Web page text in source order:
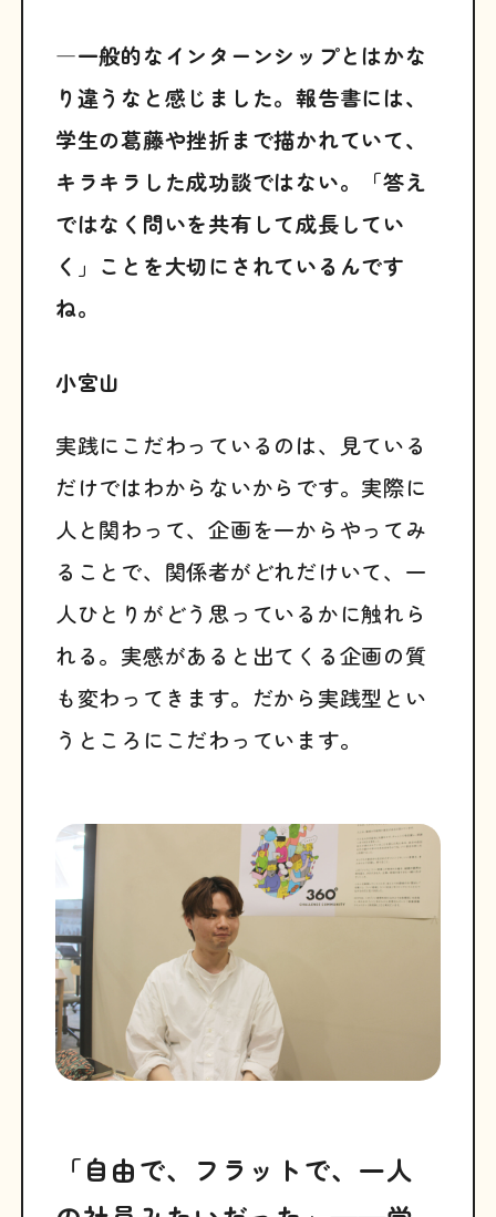
―一般的なインターンシップとはかな
り違うなと感じました。報告書には、
学生の葛藤や挫折まで描かれていて、
キラキラした成功談ではない。「答え
ではなく問いを共有して成長してい
く」ことを大切にされているんです
ね。
小宮山
実践にこだわっているのは、見ている
だけではわからないからです。実際に
人と関わって、企画を一からやってみ
ることで、関係者がどれだけいて、一
人ひとりがどう思っているかに触れら
れる。実感があると出てくる企画の質
も変わってきます。だから実践型とい
うところにこだわっています。
「自由で、フラットで、一人